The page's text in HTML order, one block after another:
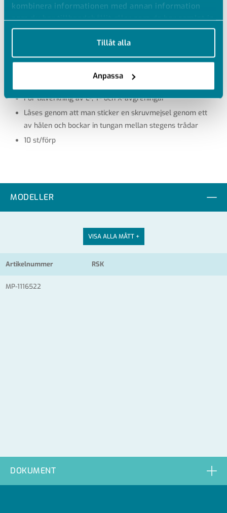
kombinera informationen med annan information
som du har tillhandahållit eller som de har samlat in
när du har använt deras tjänster.
Tillåt alla
Anpassa
HÖRNSKARV RAL 9010
FÖR TRÅDSTEGE
FÖR TILLVERKNING AV AVGRENINGAR
För tillverkning av L-, T- och X-avgreningar
Låses genom att man sticker en skruvmejsel genom ett
av hålen och bockar in tungan mellan stegens trådar
10 st/förp
MODELLER
VISA ALLA MÅTT +
Artikelnummer RSK
MP-1116522
DOKUMENT